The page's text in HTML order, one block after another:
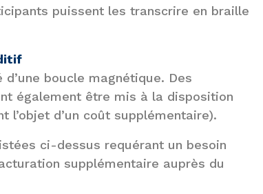
puissent les transcrire en braille
boucle magnétique. Des
également être mis à la disposition
d’un coût supplémentaire).
ci-dessus requérant un besoin
supplémentaire auprès du